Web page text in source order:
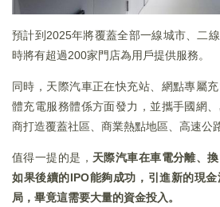
預計到2025年將覆蓋全部一線城市、二
時將有超過200家門店為用戶提供服務。
同時，天際汽車正在快充站、網點專屬
體充電服務體係方面發力，並攜手國網
商打造覆蓋社區、商業熱點地區、高速公
值得一提的是， 天際汽車在車電分離、
如果後續的IPO能夠成功，引進新的現
局，畢竟這需要大量的資金投入。